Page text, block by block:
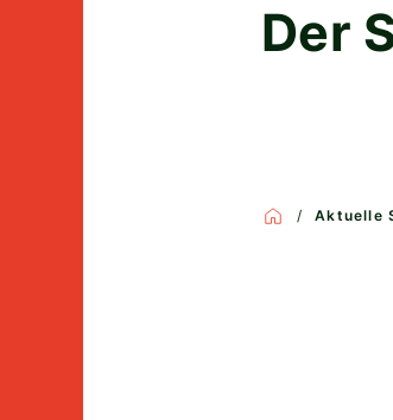
Der
Aktuelle